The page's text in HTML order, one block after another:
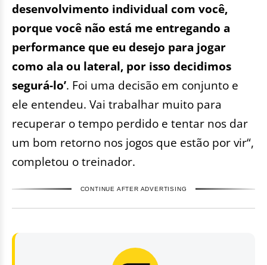
desenvolvimento individual com você,
porque você não está me entregando a
performance que eu desejo para jogar
como ala ou lateral, por isso decidimos
segurá-lo’. Foi uma decisão em conjunto e
ele entendeu. Vai trabalhar muito para
recuperar o tempo perdido e tentar nos dar
um bom retorno nos jogos que estão por vir“,
completou o treinador.
CONTINUE AFTER ADVERTISING